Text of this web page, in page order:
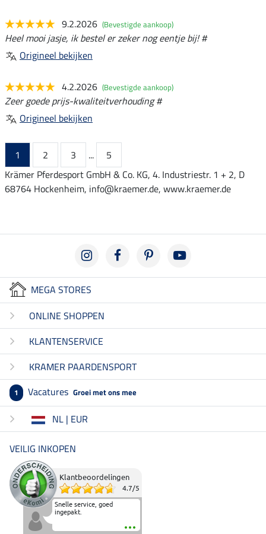
9.2.2026 (Bevestigde aankoop)
Heel mooi jasje, ik bestel er zeker nog eentje bij! #
Origineel bekijken
4.2.2026 (Bevestigde aankoop)
Zeer goede prijs-kwaliteitverhouding #
Origineel bekijken
1 2 3 ...
5
Krämer Pferdesport GmbH & Co. KG, 4. Industriestr. 1 + 2, D
68764 Hockenheim, info@kraemer.de, www.kraemer.de
MEGA STORES
ONLINE SHOPPEN
KLANTENSERVICE
KRAMER PAARDENSPORT
1 Vacatures Groei met ons mee
NL | EUR
VEILIG INKOPEN
Klantbeoordelingen
4.7/5
Snelle service, goed
ingepakt.